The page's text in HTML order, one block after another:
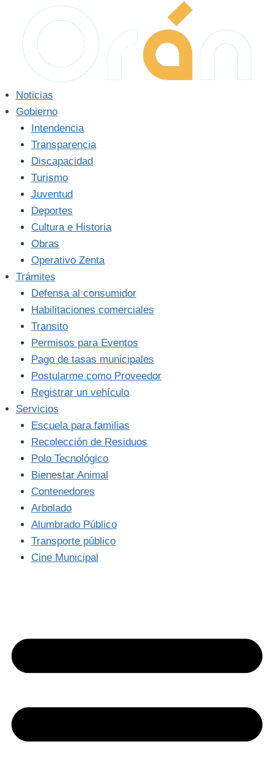
contenido
Noticias
Gobierno
Intendencia
Transparencia
Discapacidad
Turismo
Juventud
Deportes
Cultura e Historia
Obras
Operativo Zenta
Trámites
Defensa al consumidor
Habilitaciones comerciales
Transito
Permisos para Eventos
Pago de tasas municipales
Postularme como Proveedor
Registrar un vehículo
Servicios
Escuela para familias
Recolección de Residuos
Polo Tecnológico
Bienestar Animal
Contenedores
Arbolado
Alumbrado Público
Transporte público
Cine Municipal